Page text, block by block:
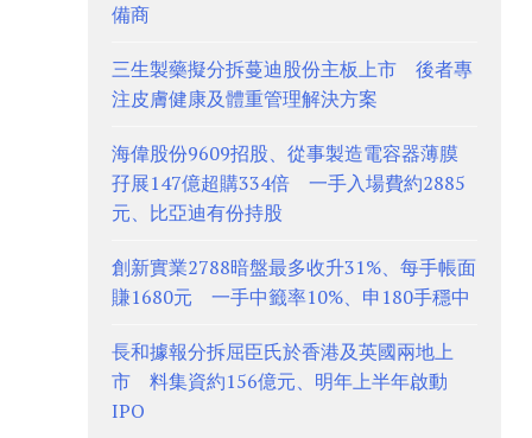
備商
三生製藥擬分拆蔓迪股份主板上市 後者專
注皮膚健康及體重管理解決方案
海偉股份9609招股、從事製造電容器薄膜
孖展147億超購334倍 一手入場費約2885
元、比亞迪有份持股
創新實業2788暗盤最多收升31%、每手帳面
賺1680元 一手中籤率10%、申180手穩中
長和據報分拆屈臣氏於香港及英國兩地上
市 料集資約156億元、明年上半年啟動
IPO